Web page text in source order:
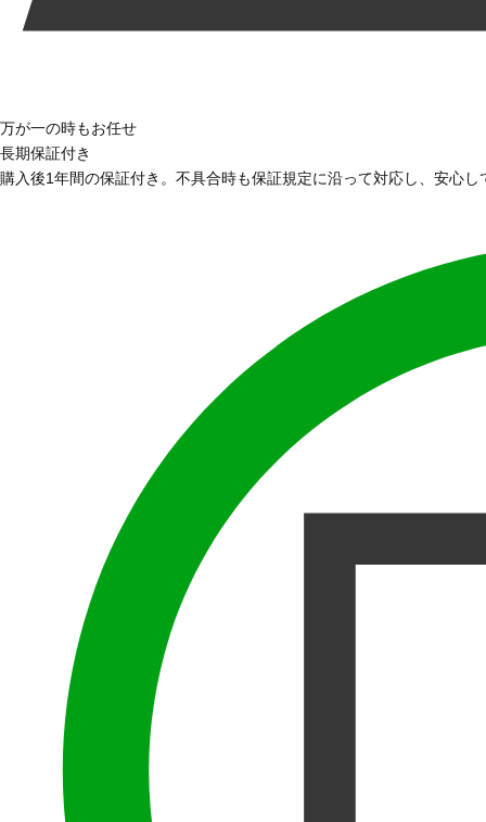
万が一の時もお任せ
長期保証付き
購入後1年間の保証付き。不具合時も保証規定に沿って対応し、安心